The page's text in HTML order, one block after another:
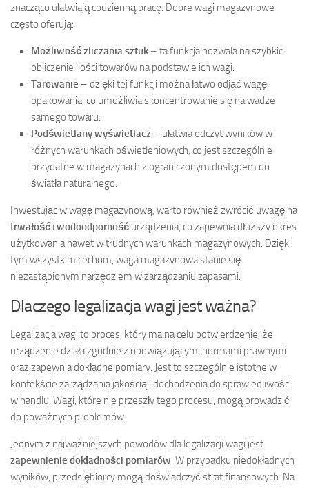
znacząco ułatwiają codzienną pracę. Dobre wagi magazynowe
często oferują:
Możliwość zliczania sztuk – ta funkcja pozwala na szybkie
obliczenie ilości towarów na podstawie ich wagi.
Tarowanie – dzięki tej funkcji można łatwo odjąć wagę
opakowania, co umożliwia skoncentrowanie się na wadze
samego towaru.
Podświetlany wyświetlacz – ułatwia odczyt wyników w
różnych warunkach oświetleniowych, co jest szczególnie
przydatne w magazynach z ograniczonym dostępem do
światła naturalnego.
Inwestując w wagę magazynową, warto również zwrócić uwagę na
trwałość i wodoodporność urządzenia, co zapewnia dłuższy okres
użytkowania nawet w trudnych warunkach magazynowych. Dzięki
tym wszystkim cechom, waga magazynowa stanie się
niezastąpionym narzędziem w zarządzaniu zapasami.
Dlaczego legalizacja wagi jest ważna?
Legalizacja wagi to proces, który ma na celu potwierdzenie, że
urządzenie działa zgodnie z obowiązującymi normami prawnymi
oraz zapewnia dokładne pomiary. Jest to szczególnie istotne w
kontekście zarządzania jakością i dochodzenia do sprawiedliwości
w handlu. Wagi, które nie przeszły tego procesu, mogą prowadzić
do poważnych problemów.
Jednym z najważniejszych powodów dla legalizacji wagi jest
zapewnienie dokładności pomiarów. W przypadku niedokładnych
wyników, przedsiębiorcy mogą doświadczyć strat finansowych. Na